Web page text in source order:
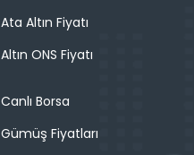
Ata Altın Fiyatı
Altın ONS Fiyatı
Canlı Borsa
Gümüş Fiyatları